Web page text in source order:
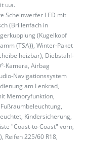
u.a.
Scheinwerfer LED mit
(Brillenfach in
(Kugelkopf
(TSA)), Winter-Paket
heizbar), Diebstahl-
Kamera, Airbag
Navigationssystem
am Lenkrad,
Memoryfunktion,
Kindersicherung,
"Coast-to-Coast" vorn,
Reifen 225/60 R18,